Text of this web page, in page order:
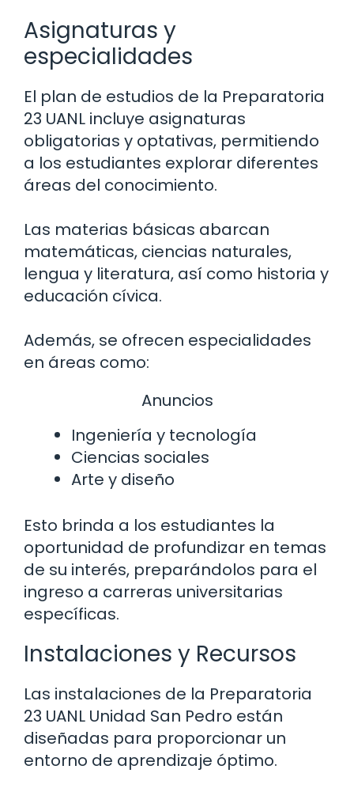
Asignaturas y
especialidades
El plan de estudios de la Preparatoria
23 UANL incluye asignaturas
obligatorias y optativas, permitiendo
a los estudiantes explorar diferentes
áreas del conocimiento.
Las materias básicas abarcan
matemáticas, ciencias naturales,
lengua y literatura, así como historia y
educación cívica.
Además, se ofrecen especialidades
en áreas como:
Anuncios
Ingeniería y tecnología
Ciencias sociales
Arte y diseño
Esto brinda a los estudiantes la
oportunidad de profundizar en temas
de su interés, preparándolos para el
ingreso a carreras universitarias
específicas.
Instalaciones y Recursos
Las instalaciones de la Preparatoria
23 UANL Unidad San Pedro están
diseñadas para proporcionar un
entorno de aprendizaje óptimo.